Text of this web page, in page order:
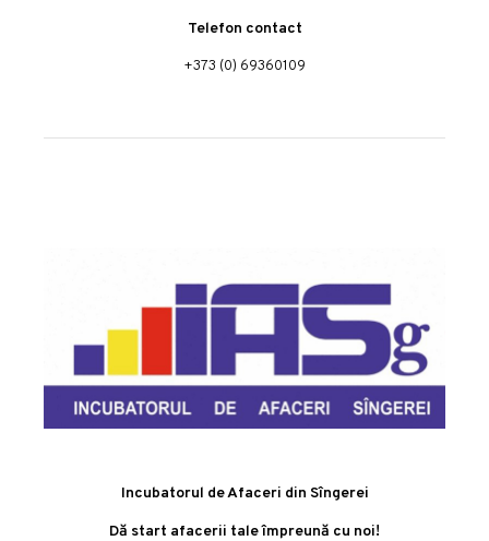
Telefon contact
+373 (0) 69360109
Incubatorul de Afaceri din Sîngerei
Dă start afacerii tale împreună cu noi!